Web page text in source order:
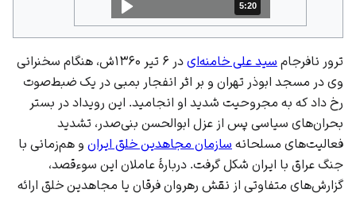
مدت: 5 دقیقه و 20 ثانیه
5:20
ترور نافرجام سید علی خامنه‌ای
در ۶ تیر ۱۳۶۰ش، هنگام سخنرانی
وی در مسجد ابوذر تهران و بر اثر انفجار بمبی در یک ضبط‌صوت
رخ داد که به مجروحیت شدید او انجامید. این رویداد در بستر
بحران‌های سیاسی پس از عزل ابوالحسن بنی‌صدر ، تشدید
فعالیت‌های مسلحانه سازمان مجاهدین خلق ایران و هم‌زمانی با
جنگ عراق با ایران شکل گرفت. دربارهٔ عاملان این سوءقصد،
گزارش‌های متفاوتی از نقش رهروان فرقان یا مجاهدین خلق ارائه